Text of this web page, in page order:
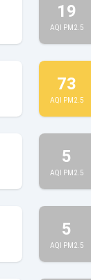
19
AQI PM2.5
73
AQI PM2.5
5
AQI PM2.5
5
AQI PM2.5